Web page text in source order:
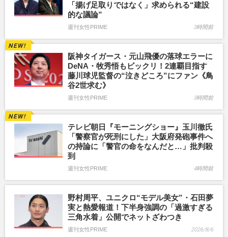
「揚げ足取りではなく」求められる“建設
的な議論”
週刊女性PRIME 3時間前
阪神タイガース・元山飛優の落球エラーに
DeNA・牧秀悟もビックリ！2連覇目指す
藤川球児監督の“泣きどころ”にファン《鳥
谷2世求む》
週刊女性PRIME 3時間前
テレビ朝日『モーニングショー』玉川徹氏
「警察官が死刑にした」大阪府発砲事件へ
の持論に「警官の命をなんだと…」批判殺
到
週刊女性PRIME 4時間前
野村周平、ユニクロ“モデル美女”・石田夢
実と熱愛報道！下半身強調の「過激すぎる
三角水着」公開でネットざわつき
週刊女性PRIME 2026/8/6